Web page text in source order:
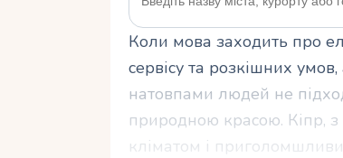
Коли мова заходить про
сервісу та розкішних
натовпами людей не
природною красою. Кіпр,
кліматом і